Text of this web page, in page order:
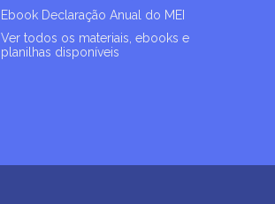
Ebook Declaração Anual do MEI
Ver todos os materiais, ebooks e
planilhas disponíveis